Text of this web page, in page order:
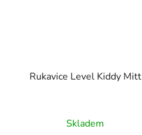
Rukavice Level Kiddy Mitt
Skladem